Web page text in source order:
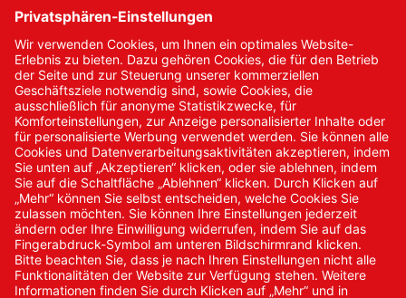
Kontakt
Kontakt/Anfrage
Neukundenanmeldung
Kennwort vergessen
Bestellungen
Sendung verfolgen